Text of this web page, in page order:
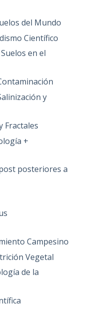
del Mundo
Científico
en el
y
Fractales
+
posteriores a
Campesino
Vegetal
de la